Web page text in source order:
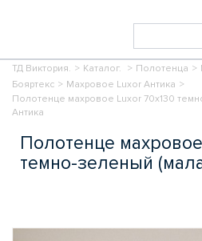
ТД Виктория. > Каталог. > Полотенца >
Бояртекс > Махровое Luxor Антика >
Полотенце махровое Luxor 70х130
Антика
Полотенце
темно-зеленый